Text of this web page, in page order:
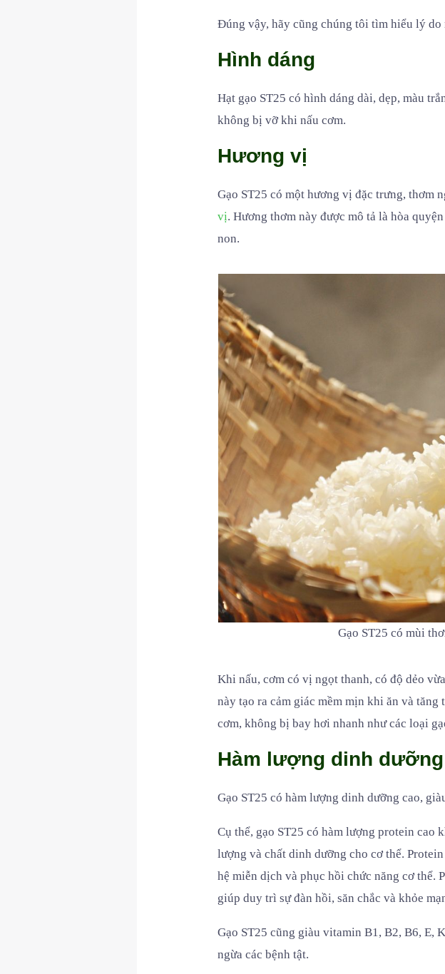
Đúng vậy, hãy cũng chúng tôi tìm hiểu lý do
Hình dáng
Hạt gạo ST25 có hình dáng dài, dẹp, màu
không bị vỡ khi nấu cơm.
Hương vị
Gạo ST25 có một hương vị đặc trưng, thơm
vị. Hương thơm này được mô tả là hòa
non.
Gạo ST25 có mùi
Khi nấu, cơm có vị ngọt thanh, có độ dẻo
này tạo ra cảm giác mềm mịn khi ăn và
cơm, không bị bay hơi nhanh như các loại
Hàm lượng dinh dưỡng
Gạo ST25 có hàm lượng dinh dưỡng cao,
Cụ thể, gạo ST25 có hàm lượng protein cao
lượng và chất dinh dưỡng cho cơ thể.
hệ miễn dịch và phục hồi chức năng cơ thể.
giúp duy trì sự đàn hồi, săn chắc và khỏe
Gạo ST25 cũng giàu vitamin B1, B2, B6, E,
ngừa các bệnh tật.